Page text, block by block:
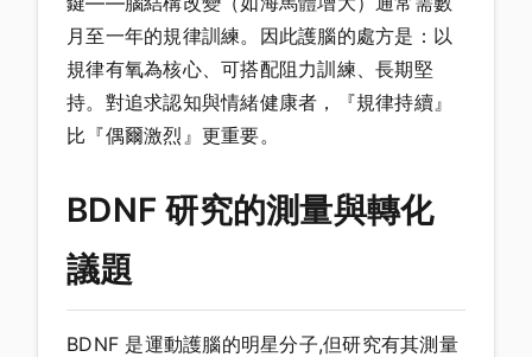
月至一年的規律訓練。因此護腦的處方是：以
規律有氧為核心、可搭配阻力訓練、長期堅
持。對追求認知與情緒健康者，『規律持續』
比『偶爾激烈』更重要。
BDNF 研究的測量與轉化
議題
BDNF 是運動護腦的明星分子,但研究有其測量